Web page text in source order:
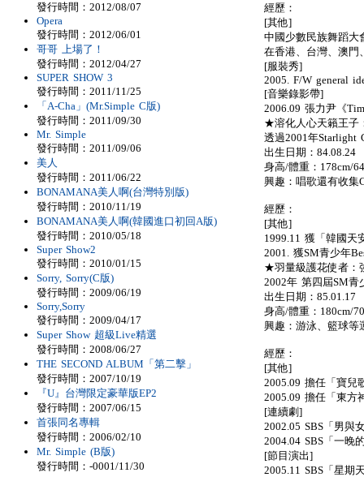
經歷：
[其他]
中國少數民族舞蹈大
在香港、台灣、澳門
[服裝秀]
2005. F/W general
[音樂錄影帶]
2006.09 張力尹《
★溶化人心天籟王子
透過2001年Starlight
出生日期：84.08.24
身高/體重：178cm/
興趣：唱歌還有收集
經歷：
[其他]
1999.11 獲「韓國天
2001. 獲SM青少年
★羽量級護花使者：
2002年 第四屆SM青
出生日期：85.01.17
身高/體重：180cm/
興趣：游泳、籃球等
經歷：
[其他]
2005.09 擔任「寶兒
2005.09 擔任「東方
[連續劇]
2002.05 SBS「男與
2004.04 SBS「一晚
[節目演出]
2005.11 SBS「星期
發行時間：2012/08/07
Opera
發行時間：2012/06/01
哥哥 上場了！
發行時間：2012/04/27
SUPER SHOW 3
發行時間：2011/11/25
「A-Cha」(Mr.Simple C版)
發行時間：2011/09/30
Mr. Simple
發行時間：2011/09/06
美人
發行時間：2011/06/22
BONAMANA美人啊(台灣特別版)
發行時間：2010/11/19
BONAMANA美人啊(韓國進口初回A版)
發行時間：2010/05/18
Super Show2
發行時間：2010/01/15
Sorry, Sorry(C版)
發行時間：2009/06/19
Sorry,Sorry
發行時間：2009/04/17
Super Show 超級Live精選
發行時間：2008/06/27
THE SECOND ALBUM「第二擊」
發行時間：2007/10/19
『U』台灣限定豪華版EP2
發行時間：2007/06/15
首張同名專輯
發行時間：2006/02/10
Mr. Simple (B版)
發行時間：-0001/11/30